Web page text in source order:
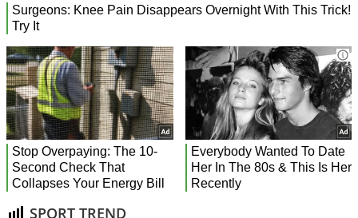
SPORT TREND